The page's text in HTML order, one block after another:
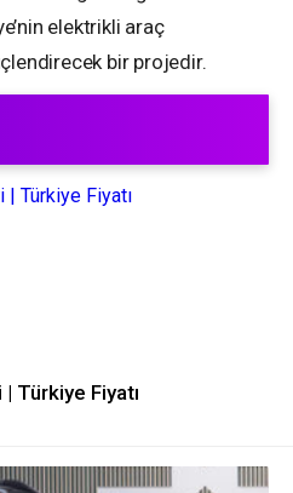
elektrikli araç
bir projedir.
Türkiye Fiyatı